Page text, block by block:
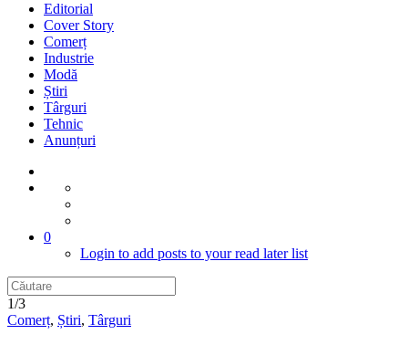
Editorial
Cover Story
Comerț
Industrie
Modă
Știri
Târguri
Tehnic
Anunțuri
0
Login to add posts to your read later list
1/3
Comerț, Știri, Târguri